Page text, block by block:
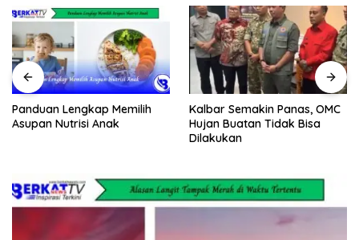
Panduan Lengkap Memilih
Asupan Nutrisi Anak
Kalbar Semakin Panas, OMC
Hujan Buatan Tidak Bisa
Dilakukan